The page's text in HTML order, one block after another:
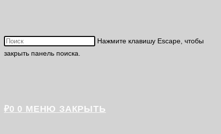
Нажмите клавишу Escape, чтобы
закрыть панель поиска.
₽0 0 МЕНЮ ЗАКРЫТЬ